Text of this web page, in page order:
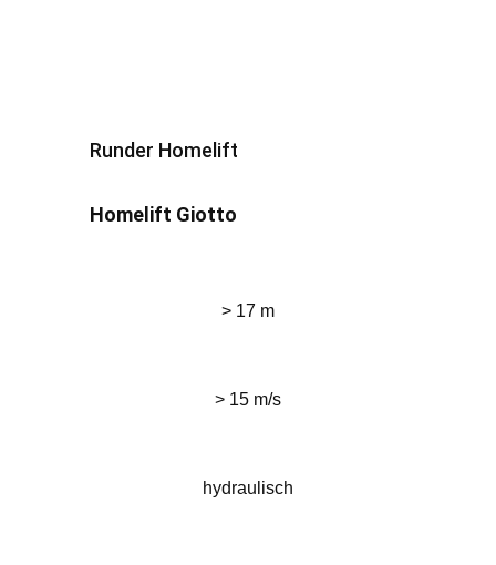
Runder Homelift
Homelift Giotto
> 17 m
> 15 m/s
hydraulisch